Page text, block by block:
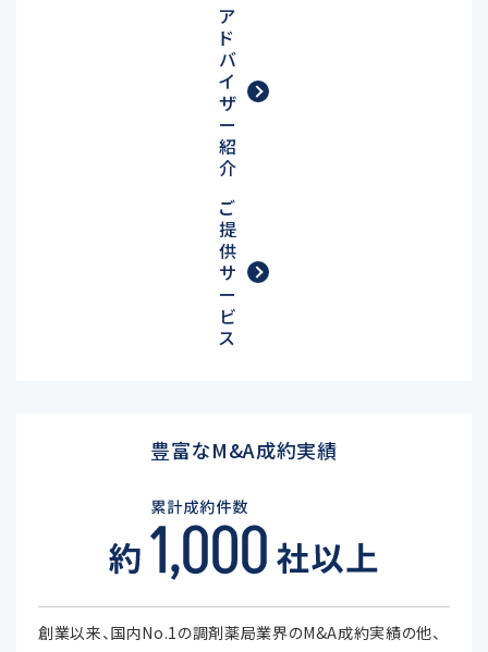
ア
ド
バ
イ
ザ
ー
紹
介
ご
提
供
サ
ー
ビ
ス
豊富なM&A成約実績
創業以来、国内No.1の調剤薬局業界のM&A成約実績の他、